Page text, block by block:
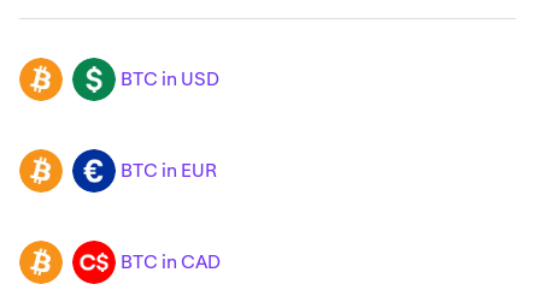
BTC USD BTC in USD
BTC EUR BTC in EUR
BTC CAD BTC in CAD